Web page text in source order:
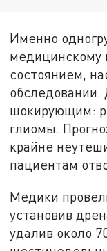
Именно
медицинскому
состоянием,
обследовании.
шокирующим:
глиомы.
крайне
пациентам
Медики
установив
удалив около